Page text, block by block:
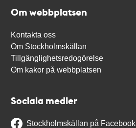
Om webbplatsen
Kontakta oss
Om Stockholmskällan
Tillgänglighetsredogörelse
Om kakor på webbplatsen
Sociala medier
Stockholmskällan på Facebook